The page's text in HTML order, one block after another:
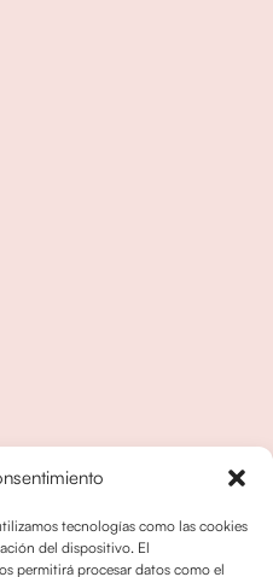
tecnologías como las cookies
del dispositivo. El
permitirá procesar datos como el